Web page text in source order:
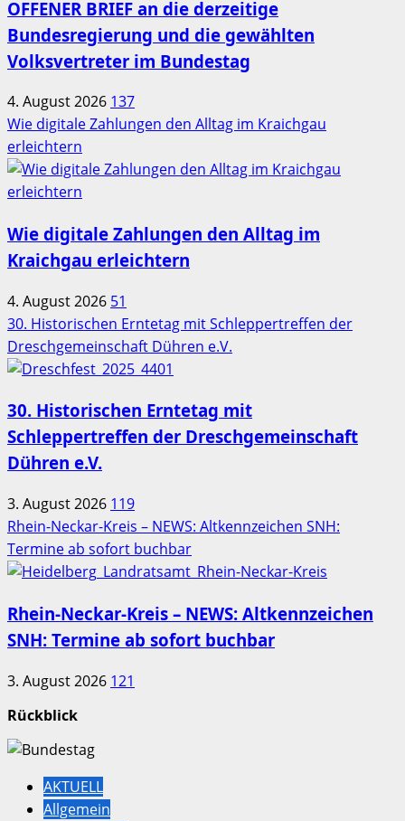
OFFENER BRIEF an die derzeitige
Bundesregierung und die gewählten
Volksvertreter im Bundestag
4. August 2026 137
Wie digitale Zahlungen den Alltag im Kraichgau
erleichtern
Wie digitale Zahlungen den Alltag im
Kraichgau erleichtern
4. August 2026 51
30. Historischen Erntetag mit Schleppertreffen der
Dreschgemeinschaft Dühren e.V.
30. Historischen Erntetag mit
Schleppertreffen der Dreschgemeinschaft
Dühren e.V.
3. August 2026 119
Rhein-Neckar-Kreis – NEWS: Altkennzeichen SNH:
Termine ab sofort buchbar
Rhein-Neckar-Kreis – NEWS: Altkennzeichen
SNH: Termine ab sofort buchbar
3. August 2026 121
Rückblick
AKTUELL
Allgemein